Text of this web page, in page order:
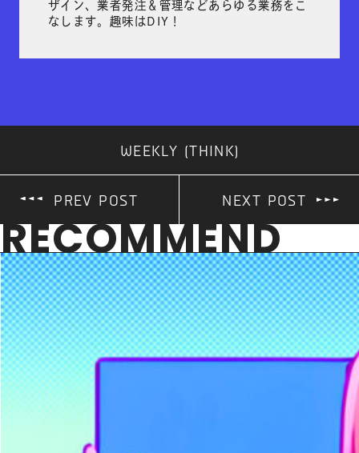
ザイン、業者発注＆管理などあらゆる業務をこ
なします。趣味はDIY！
PREV POST
WEEKLY (THINK)
NEXT POST
RECOMMEND